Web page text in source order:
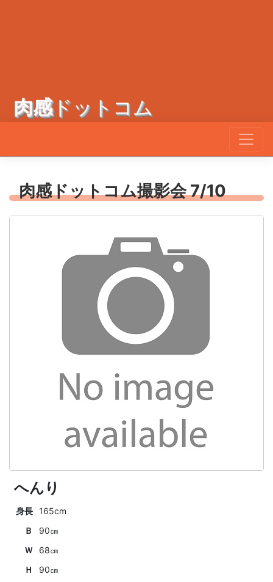
肉感ドットコム
肉感ドットコム撮影会 7/10
へんり
身長 165cm
Ｂ
90㎝
Ｗ
68㎝
Ｈ
90㎝